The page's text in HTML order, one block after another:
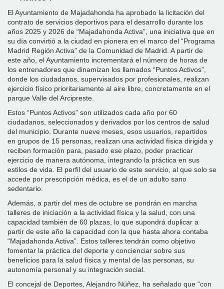
El Ayuntamiento de Majadahonda ha aprobado la licitación del
contrato de servicios deportivos para el desarrollo durante los
años 2025 y 2026 de “Majadahonda Activa”, una iniciativa que en
su día convirtió a la ciudad en pionera en el marco del “Programa
Madrid Región Activa” de la Comunidad de Madrid. A partir de
este año, el Ayuntamiento incrementará el número de horas de
los entrenadores que dinamizan los llamados “Puntos Activos”,
donde los ciudadanos, supervisados por profesionales, realizan
ejercicio físico prioritariamente al aire libre, concretamente en el
parque Valle del Arcipreste.
Estos “Puntos Activos” son utilizados cada año por 60
ciudadanos, seleccionados y derivados por los centros de salud
del municipio. Durante nueve meses, esos usuarios, repartidos
en grupos de 15 personas, realizan una actividad física dirigida y
reciben formación para, pasado ese plazo, poder practicar
ejercicio de manera autónoma, integrando la práctica en sus
estilos de vida. El perfil del usuario de este servicio, al que solo se
accede por prescripción médica, es el de un adulto sano
sedentario.
Además, a partir del mes de octubre se pondrán en marcha
talleres de iniciación a la actividad física y la salud, con una
capacidad también de 60 plazas, lo que supondrá duplicar a
partir de este año la capacidad con la que hasta ahora contaba
“Majadahonda Activa”. Estos talleres tendrán como objetivo
fomentar la práctica del deporte y concienciar sobre sus
beneficios para la salud física y mental de las personas, su
autonomía personal y su integración social.
El concejal de Deportes, Alejandro Núñez, ha señalado que “con